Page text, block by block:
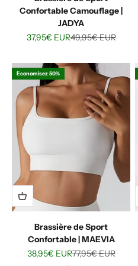
Confortable Camouflage |
JADYA
Prix de vente
37,95€ EURPrix normal
49,95€ EUR
Economisez 50%
Brassière de Sport
Confortable | MAEVIA
Prix de vente
38,95€ EURPrix normal
77,95€ EUR